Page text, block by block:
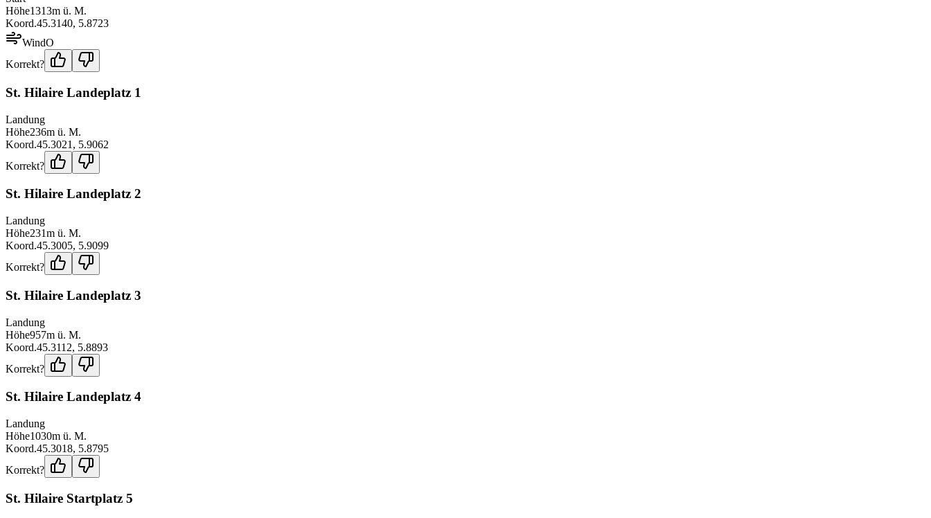
Höhe1313m ü. M.
Koord.45.3140, 5.8723
WindO
Korrekt?
St. Hilaire Landeplatz 1
Landung
Höhe236m ü. M.
Koord.45.3021 , 5.9062
Korrekt?
St. Hilaire Landeplatz 2
Landung
Höhe231m ü. M.
Koord.45.3005, 5.9099
Korrekt?
St. Hilaire Landeplatz 3
Landung
Höhe957m ü. M.
Koord.45.3112, 5.8893
Korrekt?
St. Hilaire Landeplatz 4
Landung
Höhe1030m ü. M.
Koord.45.3018, 5.8795
Korrekt?
St. Hilaire Startplatz 5